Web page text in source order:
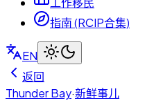
指南 (RCIP合集)
EN
返回
Thunder Bay·新鲜事儿